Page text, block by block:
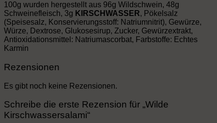
100g wurden hergestellt aus 96g Wildschwein, 48g
Schweinefleisch, 3g KIRSCHWASSER, Pökelsalz
(Speisesalz, Konservierungsstoff: Natriumnitrit), Gewürze,
Würze, Dextrose, Glukosesirup, Zucker, Gewürzextrakt,
Antioxidationsmittel: Natriumascorbat, Farbstoffe: Echtes
Karmin
Rezensionen
Es gibt noch keine Rezensionen.
Schreibe die erste Rezension für „Wilde
Kirschwassersalami“